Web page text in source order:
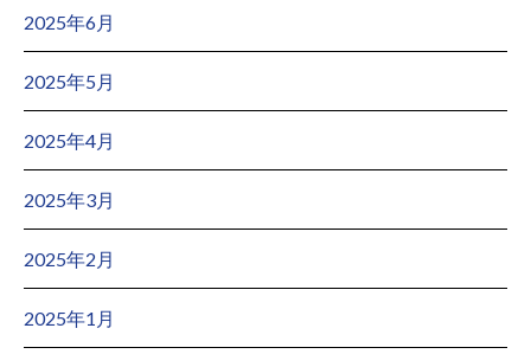
2025年6月
2025年5月
2025年4月
2025年3月
2025年2月
2025年1月